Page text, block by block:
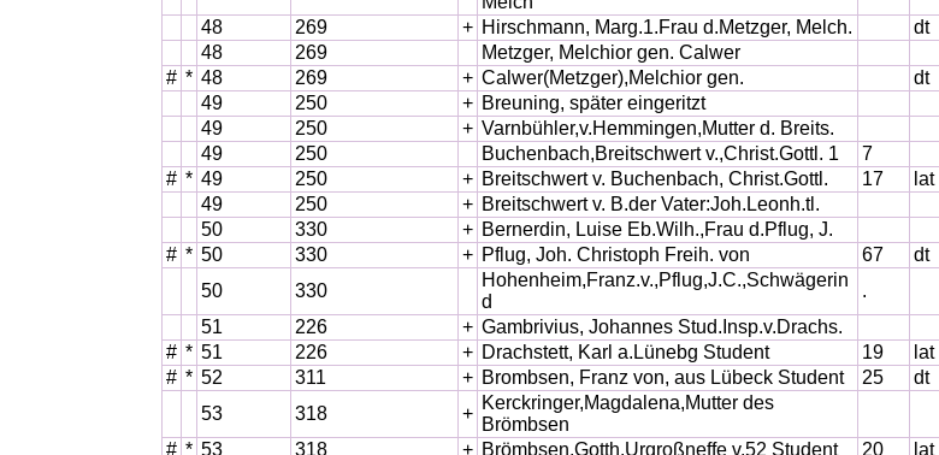
48
269 + Hirschmann, Marg.1.Frau d.Metzger, Melch. dt
48
269
Metzger, Melchior gen. Calwer
# * 48 269 + Calwer(Metzger),Melchior gen. dt
49
250 + Breuning, später eingeritzt
49
250 + Varnbühler,v.Hemmingen,Mutter d. Breits.
49
250 Buchenbach,Breitschwert v.,Christ.Gottl. 1
7
# * 49 250 + Breitschwert v. Buchenbach, Christ.Gottl. 17 lat
49
250 + Breitschwert v. B.der Vater:Joh.Leonh.tl.
50
330 + Bernerdin, Luise Eb.Wilh.,Frau d.Pflug, J.
# * 50 330 + Pflug, Joh. Christoph Freih. von 67 dt
50
330
Hohenheim,Franz.v.,Pflug,J.C.,Schwägerin
d
.
51
226 + Gambrivius, Johannes Stud.Insp.v.Drachs.
# * 51 226 + Drachstett, Karl a.Lünebg Student 19 lat
# * 52 311 + Brombsen, Franz von, aus Lübeck Student 25 dt
53
318 +
Kerckringer,Magdalena,Mutter des
Brömbsen
# * 53 318 + Brömbsen,Gotth.Urgroßneffe v.52 Student 20 lat